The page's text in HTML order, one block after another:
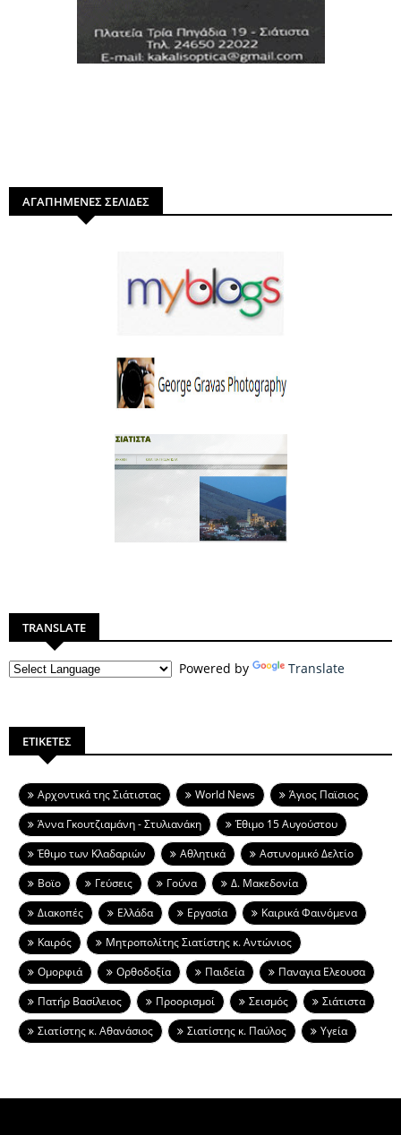
ΑΓΑΠΗΜΕΝΕΣ ΣΕΛΙΔΕΣ
TRANSLATE
Powered by Translate
ΕΤΙΚΕΤΕΣ
Aρχοντικά της Σιάτιστας World News
Άγιος Παϊσιος
Άννα Γκουτζιαμάνη - Στυλιανάκη
Έθιμο 15 Αυγούστου
Έθιμο των Κλαδαριών
Αθλητικά
Αστυνομικό Δελτίο
Βοϊο
Γεύσεις Γούνα
Δ. Μακεδονία
Διακοπές
Ελλάδα Εργασία
Καιρικά Φαινόμενα
Καιρός
Μητροπολίτης Σιατίστης κ. Αντώνιος
Ομορφιά
Ορθοδοξία Παιδεία
Παναγια Ελεουσα
Πατήρ Βασίλειος
Προορισμοί Σεισμός
Σιάτιστα
Σιατίστης κ. Αθανάσιος
Σιατίστης κ. Παύλος Υγεία